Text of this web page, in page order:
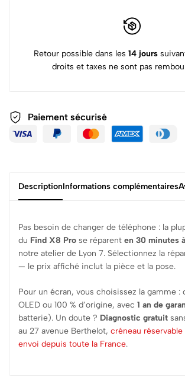
Retour possible dans les 14 jours
droits et taxes ne sont pas
Paiement sécurisé
DescriptionInformations complémentaires
Pas besoin de changer de téléphone : la
du Find X8 Pro se réparent en 30 minutes
notre atelier de Lyon 7. Sélectionnez la
— le prix affiché inclut la pièce et la pose.
Pour un écran, vous choisissez la gamme :
OLED ou 100 % d’origine, avec 1 an de
batterie). Un doute ? Diagnostic gratuit
au 27 avenue Berthelot, créneau
envoi depuis toute la France.